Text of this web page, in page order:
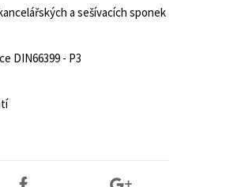
a sešívacích sponek
DIN66399 - P3